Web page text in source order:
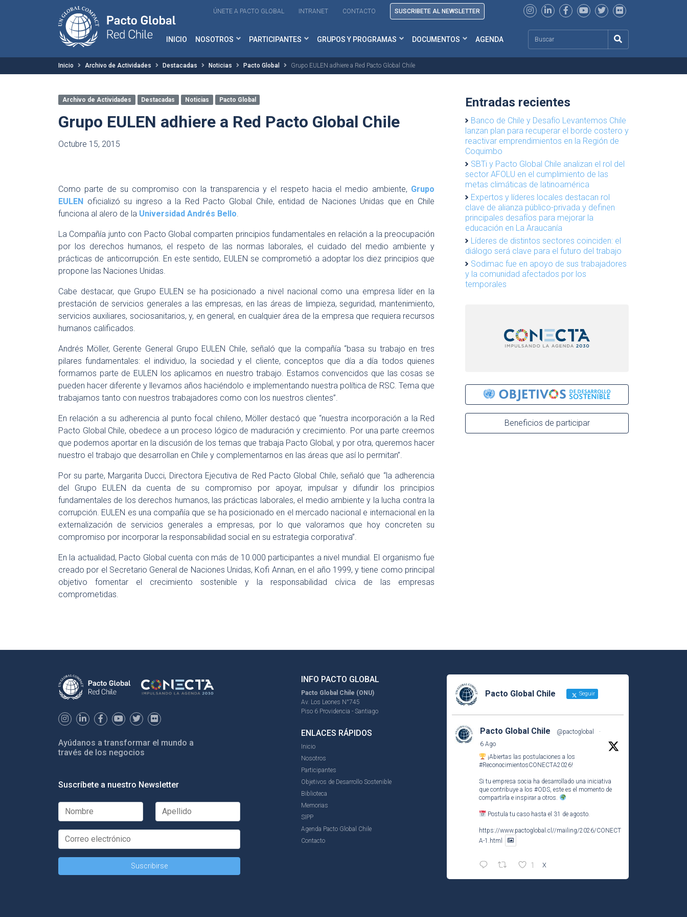
ÚNETE A PACTO GLOBAL INTRANET CONTACTO SUSCRIBETE AL NEWSLETTER
INICIO NOSOTROS PARTICIPANTES GRUPOS Y PROGRAMAS DOCUMENTOS AGENDA
Inicio Archivo de Actividades Destacadas Noticias Pacto Global Grupo EULEN adhiere a Red Pacto Global Chile
Archivo de Actividades Destacadas Noticias Pacto Global
Grupo EULEN adhiere a Red Pacto Global Chile
Octubre 15, 2015
Como parte de su compromiso con la transparencia y el respeto hacia el medio ambiente, Grupo
EULEN oficializó su ingreso a la Red Pacto Global Chile, entidad de Naciones Unidas que en Chile
funciona al alero de la Universidad Andrés Bello.
La Compañía junto con Pacto Global comparten principios fundamentales en relación a la preocupación
por los derechos humanos, el respeto de las normas laborales, el cuidado del medio ambiente y
prácticas de anticorrupción. En este sentido, EULEN se comprometió a adoptar los diez principios que
propone las Naciones Unidas.
Cabe destacar, que Grupo EULEN se ha posicionado a nivel nacional como una empresa líder en la
prestación de servicios generales a las empresas, en las áreas de limpieza, seguridad, mantenimiento,
servicios auxiliares, sociosanitarios, y, en general, en cualquier área de la empresa que requiera recursos
humanos calificados.
Andrés Möller, Gerente General Grupo EULEN Chile, señaló que la compañía “basa su trabajo en tres
pilares fundamentales: el individuo, la sociedad y el cliente, conceptos que día a día todos quienes
formamos parte de EULEN los aplicamos en nuestro trabajo. Estamos convencidos que las cosas se
pueden hacer diferente y llevamos años haciéndolo e implementando nuestra política de RSC. Tema que
trabajamos tanto con nuestros trabajadores como con los nuestros clientes”.
En relación a su adherencia al punto focal chileno, Möller destacó que “nuestra incorporación a la Red
Pacto Global Chile, obedece a un proceso lógico de maduración y crecimiento. Por una parte creemos
que podemos aportar en la discusión de los temas que trabaja Pacto Global, y por otra, queremos hacer
nuestro el trabajo que desarrollan en Chile y complementarnos en las áreas que así lo permitan”.
Por su parte, Margarita Ducci, Directora Ejecutiva de Red Pacto Global Chile, señaló que “la adherencia
del Grupo EULEN da cuenta de su compromiso por apoyar, impulsar y difundir los principios
fundamentales de los derechos humanos, las prácticas laborales, el medio ambiente y la lucha contra la
corrupción. EULEN es una compañía que se ha posicionado en el mercado nacional e internacional en la
externalización de servicios generales a empresas, por lo que valoramos que hoy concreten su
compromiso por incorporar la responsabilidad social en su estrategia corporativa”.
En la actualidad, Pacto Global cuenta con más de 10.000 participantes a nivel mundial. El organismo fue
creado por el Secretario General de Naciones Unidas, Kofi Annan, en el año 1999, y tiene como principal
objetivo fomentar el crecimiento sostenible y la responsabilidad cívica de las empresas
comprometidas.
Entradas recientes
Banco de Chile y Desafío Levantemos Chile
lanzan plan para recuperar el borde costero y
reactivar emprendimientos en la Región de
Coquimbo
SBTi y Pacto Global Chile analizan el rol del
sector AFOLU en el cumplimiento de las
metas climáticas de latinoamérica
Expertos y líderes locales destacan rol
clave de alianza público-privada y definen
principales desafíos para mejorar la
educación en La Araucanía
Líderes de distintos sectores coinciden: el
diálogo será clave para el futuro del trabajo
Sodimac fue en apoyo de sus trabajadores
y la comunidad afectados por los
temporales
Beneficios de participar
Ayúdanos a transformar el mundo a
través de los negocios
Suscríbete a nuestro Newsletter
INFO PACTO GLOBAL
Pacto Global Chile (ONU)
Av. Los Leones N°745
Piso 6 Providencia - Santiago
ENLACES RÁPIDOS
Inicio
Nosotros
Participantes
Objetivos de Desarrollo Sostenible
Biblioteca
Memorias
SIPP
Agenda Pacto Global Chile
Contacto
Pacto Global Chile Seguir
Pacto Global Chile @pactoglobal
·
6 Ago
¡Abiertas las postulaciones a los
#ReconocimientosCONECTA2026!
Si tu empresa socia ha desarrollado una iniciativa
que contribuye a los #ODS, este es el momento de
compartirla e inspirar a otros.
Postula tu caso hasta el 31 de agosto.
https://www.pactoglobal.cl//mailing/2026/CONECT
A-1.html
1 X